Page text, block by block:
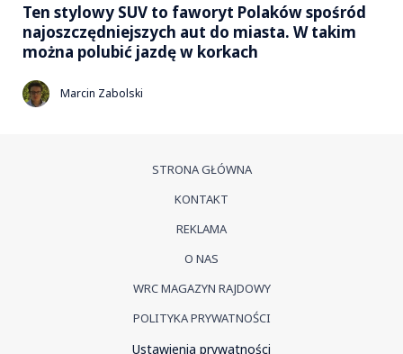
Ten stylowy SUV to faworyt Polaków spośród
najoszczędniejszych aut do miasta. W takim
można polubić jazdę w korkach
Marcin Zabolski
STRONA GŁÓWNA
KONTAKT
REKLAMA
O NAS
WRC MAGAZYN RAJDOWY
POLITYKA PRYWATNOŚCI
Ustawienia prywatności